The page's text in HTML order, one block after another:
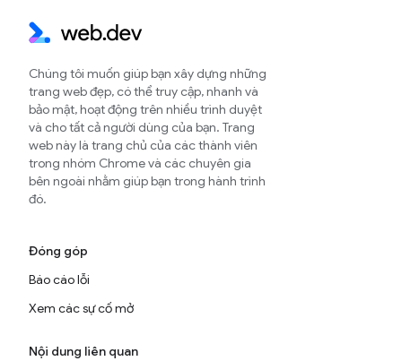
Chúng tôi muốn giúp bạn xây dựng những
trang web đẹp, có thể truy cập, nhanh và
bảo mật, hoạt động trên nhiều trình duyệt
và cho tất cả người dùng của bạn. Trang
web này là trang chủ của các thành viên
trong nhóm Chrome và các chuyên gia
bên ngoài nhằm giúp bạn trong hành trình
đó.
Đóng góp
Báo cáo lỗi
Xem các sự cố mở
Nội dung liên quan